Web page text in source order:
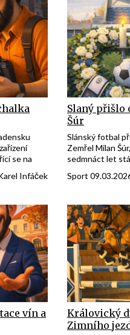
se na
Infáček
Slaný přišlo
Šúr
Slánský fotbal
Zemřel Milan
sedmnáct let
Infáčka.
Sport
vín a
Královický
Zimního